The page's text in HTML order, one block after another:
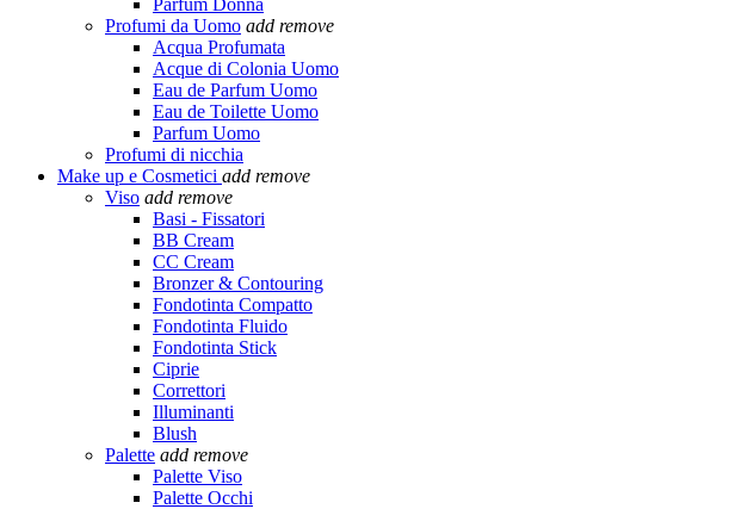
Parfum Donna
Profumi da Uomo add remove
Acqua Profumata
Acque di Colonia Uomo
Eau de Parfum Uomo
Eau de Toilette Uomo
Parfum Uomo
Profumi di nicchia
Make up e Cosmetici add remove
Viso add remove
Basi - Fissatori
BB Cream
CC Cream
Bronzer & Contouring
Fondotinta Compatto
Fondotinta Fluido
Fondotinta Stick
Ciprie
Correttori
Illuminanti
Blush
Palette add remove
Palette Viso
Palette Occhi